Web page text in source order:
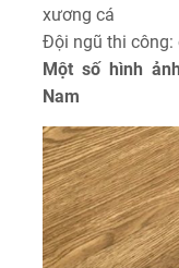
xương cá
Đội ngũ thi công:
Một số hình
Nam